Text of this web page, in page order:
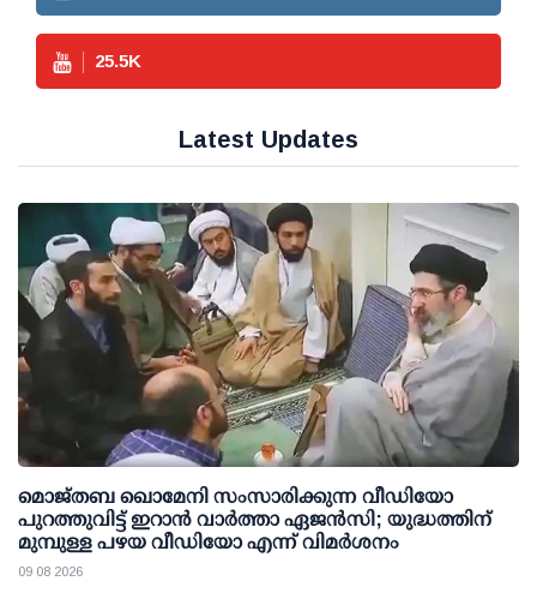
25.5K
Latest Updates
മൊജ്തബ ഖൊമേനി സംസാരിക്കുന്ന വീഡിയോ
പുറത്തുവിട്ട് ഇറാന്‍ വാര്‍ത്താ ഏജന്‍സി; യുദ്ധത്തിന്
മുമ്പുള്ള പഴയ വീഡിയോ എന്ന് വിമര്‍ശനം
09 08 2026